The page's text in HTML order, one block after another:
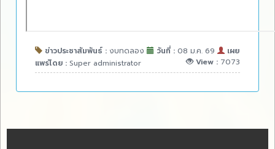
ข่าวประชาสัมพันธ์ : งบทดลอง วันที่ : 08 ม.ค. 69
เผย
แพร่โดย : Super administrator View : 7073